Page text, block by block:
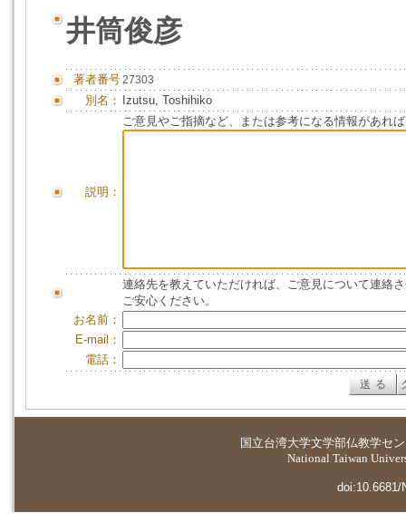
井筒俊彦
著者番号27303
別名： Izutsu, Toshihiko
説明：
ご意見やご指摘など、または参考になる情報があれ
連絡先を教えていただければ、ご意見について連絡
ご安心ください。
お名前：
E-mail：
電話：
国立台湾大学文学部仏教学セ
National Taiwan
doi:10.6681/